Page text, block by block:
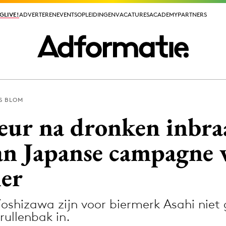
ADVERTERENEVENTSOPLEIDINGENVACATURESACADEMYPARTNERS
ADVERTERENEVENTSOPLEIDINGENVACATURESACADEMYPARTNERS
PR
BLOM
na dronken
Japanse campagne
zijn voor biermerk Asahi niet
in.